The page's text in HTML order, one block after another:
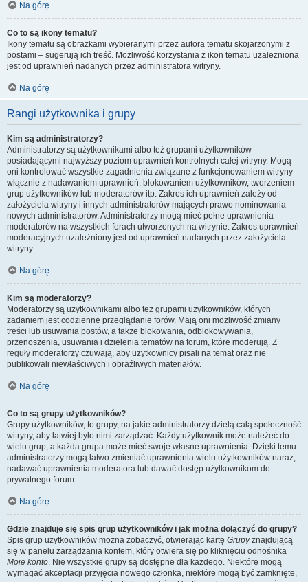
Na górę
Co to są ikony tematu?
Ikony tematu są obrazkami wybieranymi przez autora tematu skojarzonymi z
postami – sugerują ich treść. Możliwość korzystania z ikon tematu uzależniona
jest od uprawnień nadanych przez administratora witryny.
Na górę
Rangi użytkownika i grupy
Kim są administratorzy?
Administratorzy są użytkownikami albo też grupami użytkowników
posiadającymi najwyższy poziom uprawnień kontrolnych całej witryny. Mogą
oni kontrolować wszystkie zagadnienia związane z funkcjonowaniem witryny
włącznie z nadawaniem uprawnień, blokowaniem użytkowników, tworzeniem
grup użytkowników lub moderatorów itp. Zakres ich uprawnień zależy od
założyciela witryny i innych administratorów mających prawo nominowania
nowych administratorów. Administratorzy mogą mieć pełne uprawnienia
moderatorów na wszystkich forach utworzonych na witrynie. Zakres uprawnień
moderacyjnych uzależniony jest od uprawnień nadanych przez założyciela
witryny.
Na górę
Kim są moderatorzy?
Moderatorzy są użytkownikami albo też grupami użytkowników, których
zadaniem jest codzienne przeglądanie forów. Mają oni możliwość zmiany
treści lub usuwania postów, a także blokowania, odblokowywania,
przenoszenia, usuwania i dzielenia tematów na forum, które moderują. Z
reguły moderatorzy czuwają, aby użytkownicy pisali na temat oraz nie
publikowali niewłaściwych i obraźliwych materiałów.
Na górę
Co to są grupy użytkowników?
Grupy użytkowników, to grupy, na jakie administratorzy dzielą całą społeczność
witryny, aby łatwiej było nimi zarządzać. Każdy użytkownik może należeć do
wielu grup, a każda grupa może mieć swoje własne uprawnienia. Dzięki temu
administratorzy mogą łatwo zmieniać uprawnienia wielu użytkowników naraz,
nadawać uprawnienia moderatora lub dawać dostęp użytkownikom do
prywatnego forum.
Na górę
Gdzie znajduje się spis grup użytkowników i jak można dołączyć do grupy?
Spis grup użytkowników można zobaczyć, otwierając kartę Grupyznajdującą
się w panelu zarządzania kontem, który otwiera się po kliknięciu odnośnika
Moje konto. Nie wszystkie grupy są dostępne dla każdego. Niektóre mogą
wymagać akceptacji przyjęcia nowego członka, niektóre mogą być zamknięte,